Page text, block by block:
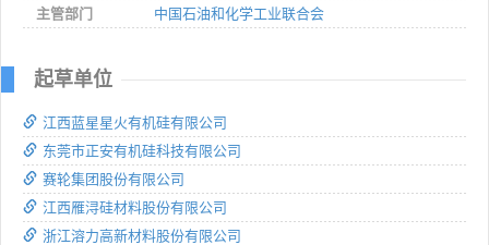
主管部门
中国石油和化学工业联合会
起草单位
江西蓝星星火有机硅有限公司
东莞市正安有机硅科技有限公司
赛轮集团股份有限公司
江西雁浔硅材料股份有限公司
浙江溶力高新材料股份有限公司